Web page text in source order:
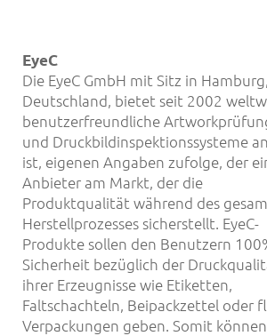
EyeC
Die EyeC GmbH mit Sitz in Hamburg,
Deutschland, bietet seit 2002
benutzerfreundliche
und Druckbildinspektionssysteme
ist, eigenen Angaben zufolge, der
Anbieter am Markt, der die
Produktqualität während des
Herstellprozesses sicherstellt. EyeC-
Produkte sollen den Benutzern
Sicherheit bezüglich der
ihrer Erzeugnisse wie Etiketten,
Faltschachteln, Beipackzettel oder
Verpackungen geben. Somit können